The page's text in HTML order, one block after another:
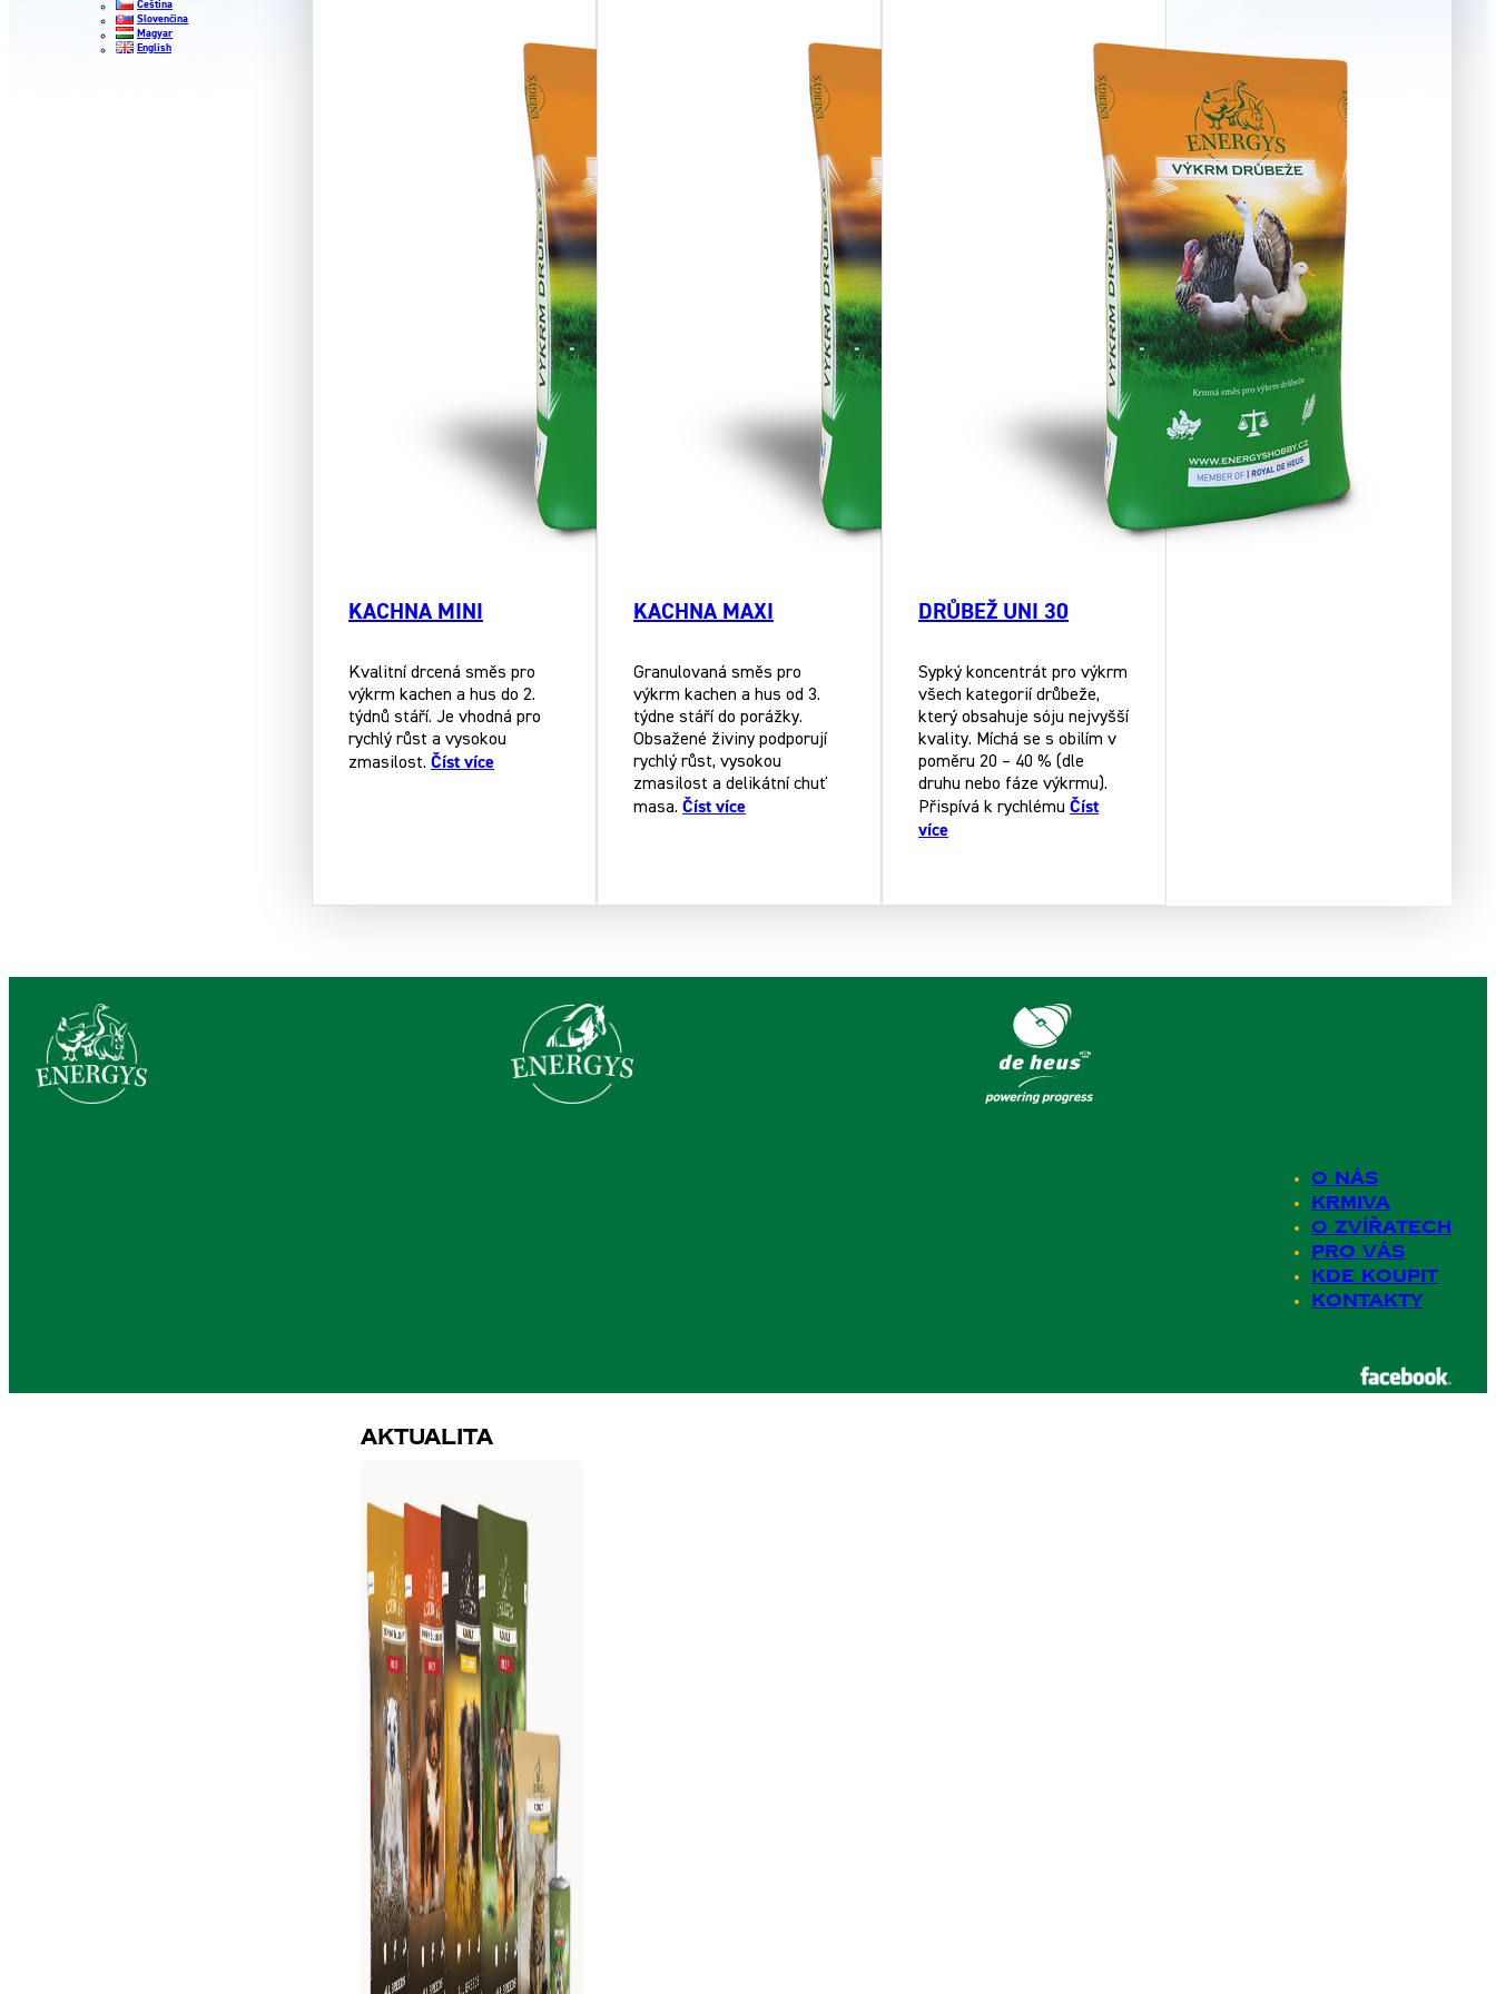
Čeština
Slovenčina
Magyar
English
KACHNA MINI
Kvalitní drcená směs pro
výkrm kachen a hus do 2.
týdnů stáří. Je vhodná pro
rychlý růst a vysokou
zmasilost. Číst více
KACHNA MAXI
Granulovaná směs pro
výkrm kachen a hus od 3.
týdne stáří do porážky.
Obsažené živiny podporují
rychlý růst, vysokou
zmasilost a delikátní chuť
masa. Číst více
DRŮBEŽ UNI 30
Sypký koncentrát pro výkrm
všech kategorií drůbeže,
který obsahuje sóju nejvyšší
kvality. Míchá se s obilím v
poměru 20 – 40 % (dle
druhu nebo fáze výkrmu).
Přispívá k rychlému Číst
více
O nás
Krmiva
O zvířatech
Pro Vás
Kde koupit
Kontakty
Aktualita